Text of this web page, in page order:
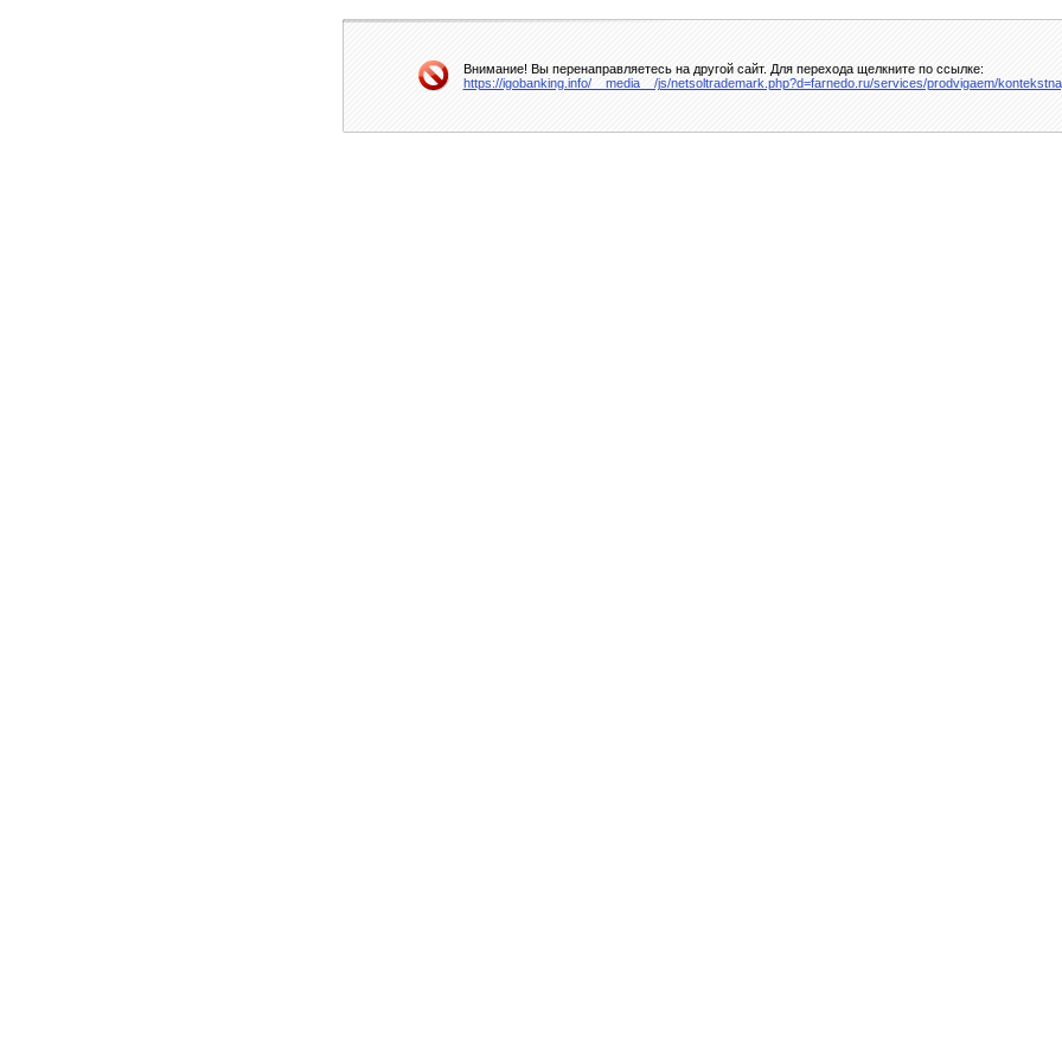
Внимание! Вы перенаправляетесь на другой сайт. Для перехода щелкните по ссылке:
https://igobanking.info/__media__/js/netsoltrademark.php?d=farnedo.ru/services/prodvigaem/